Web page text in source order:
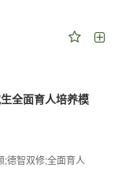
全面育人培养模
;德智双修;全面育人